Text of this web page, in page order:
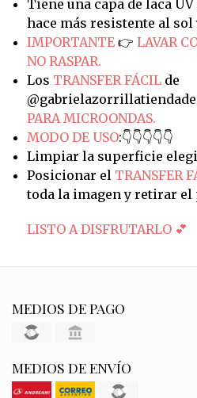
Tiene una capa de laca
hace más resistente al sol
IMPORTANTE 👉 LAVAR
NO RASPAR.
Los TRANSFER FÁCILde
PARA MICROONDAS.
MODO DE USO:👇👇👇👇👇
Limpiar la superficie
Posicionar el TRANSFER
toda la imagen y retirar el
LISTO A DISFRUTARLO 💕
MEDIOS DE PAGO
MEDIOS DE ENVÍO